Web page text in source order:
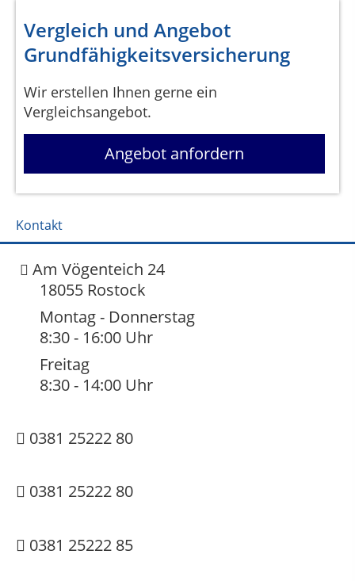
Vergleich und Angebot
Grundfähigkeitsversicherung
Wir erstellen Ihnen gerne ein
Vergleichsangebot.
Angebot anfordern
Kontakt
Am Vögenteich 24
18055 Rostock
Montag - Donnerstag
8:30 - 16:00 Uhr
Freitag
8:30 - 14:00 Uhr
0381 25222 80
0381 25222 80
0381 25222 85